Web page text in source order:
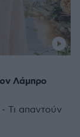
Λάμπρο
Τι απαντούν